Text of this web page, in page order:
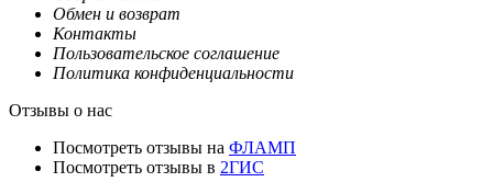
Обмен и возврат
Контакты
Пользовательское соглашение
Политика конфиденциальности
Отзывы о нас
Посмотреть отзывы на ФЛАМП
Посмотреть отзывы в 2ГИС